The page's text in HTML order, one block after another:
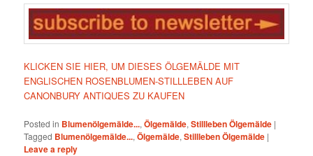
KLICKEN SIE HIER, UM DIESES ÖLGEMÄLDE MIT
ENGLISCHEN ROSENBLUMEN-STILLLEBEN AUF
CANONBURY ANTIQUES ZU KAUFEN
Posted in Blumenölgemälde...,Ölgemälde,Stillleben Ölgemälde |
Tagged Blumenölgemälde...,Ölgemälde,Stillleben Ölgemälde |
Leave a reply